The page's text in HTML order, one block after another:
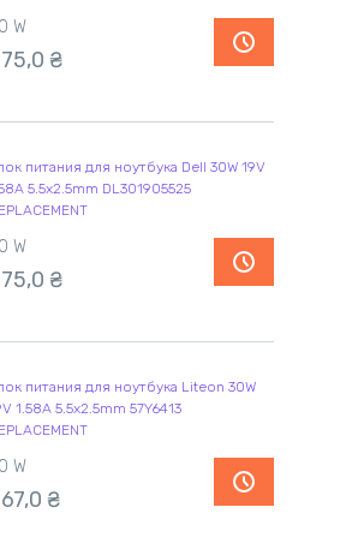
W
₴
питания для ноутбука Dell 30W 19V
5.5x2.5mm DL301905525
W
₴
питания для ноутбука Liteon 30W
1.58A 5.5x2.5mm 57Y6413
W
₴